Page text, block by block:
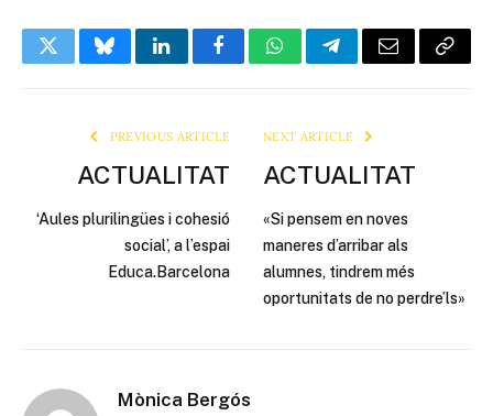
TwitterBlueskyLinkedInFacebookWhatsAppTelegramEmail Copy
PREVIOUS ARTICLE
ACTUALITAT
‘Aules plurilingües i cohesió
social’, a l’espai
Educa.Barcelona
NEXT ARTICLE
ACTUALITAT
«Si pensem en noves
maneres d’arribar als
alumnes, tindrem més
oportunitats de no perdre’ls»
Mònica Bergós